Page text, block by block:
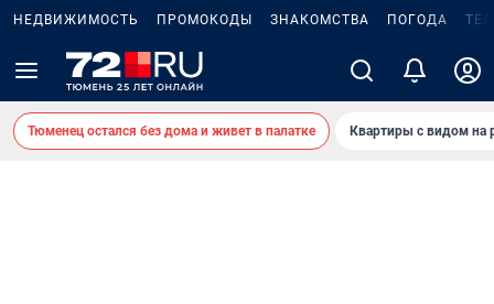
НЕДВИЖИМОСТЬ ПРОМОКОДЫ ЗНАКОМСТВА ПОГОДА
Тюменец остался без дома и живет в палатке Квартиры с видом на